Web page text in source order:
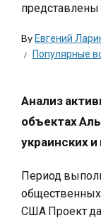
представлены
ByЕвгений
Популярные
Анализ
объектах
украинских
Период
общественных
США Проект